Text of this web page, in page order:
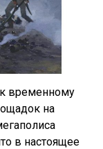
к временному
на
в настоящее